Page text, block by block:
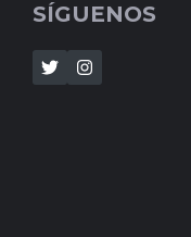
SÍGUENOS